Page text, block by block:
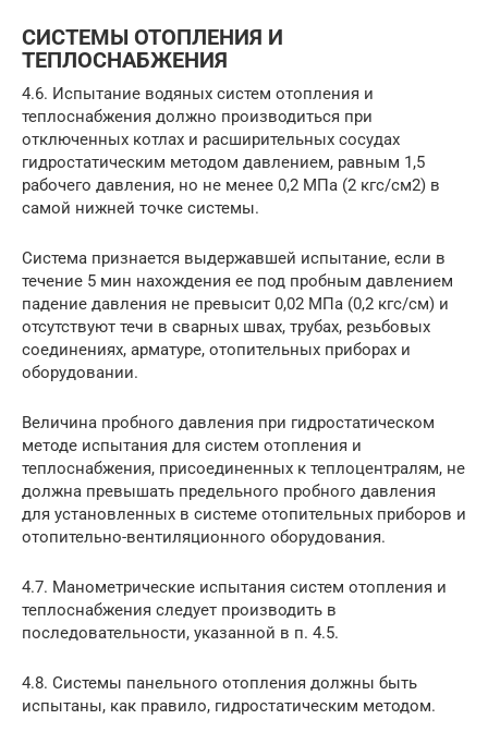
СИСТЕМЫ ОТОПЛЕНИЯ И
ТЕПЛОСНАБЖЕНИЯ
4.6. Испытание водяных систем отопления и
теплоснабжения должно производиться при
отключенных котлах и расширительных сосудах
гидростатическим методом давлением, равным 1,5
рабочего давления, но не менее 0,2 МПа (2 кгс/см2) в
самой нижней точке системы.
Система признается выдержавшей испытание, если в
течение 5 мин нахождения ее под пробным давлением
падение давления не превысит 0,02 МПа (0,2 кгс/см) и
отсутствуют течи в сварных швах, трубах, резьбовых
соединениях, арматуре, отопительных приборах и
оборудовании.
Величина пробного давления при гидростатическом
методе испытания для систем отопления и
теплоснабжения, присоединенных к теплоцентралям, не
должна превышать предельного пробного давления
для установленных в системе отопительных приборов и
отопительно-вентиляционного оборудования.
4.7. Манометрические испытания систем отопления и
теплоснабжения следует производить в
последовательности, указанной в п. 4.5.
4.8. Системы панельного отопления должны быть
испытаны, как правило, гидростатическим методом.